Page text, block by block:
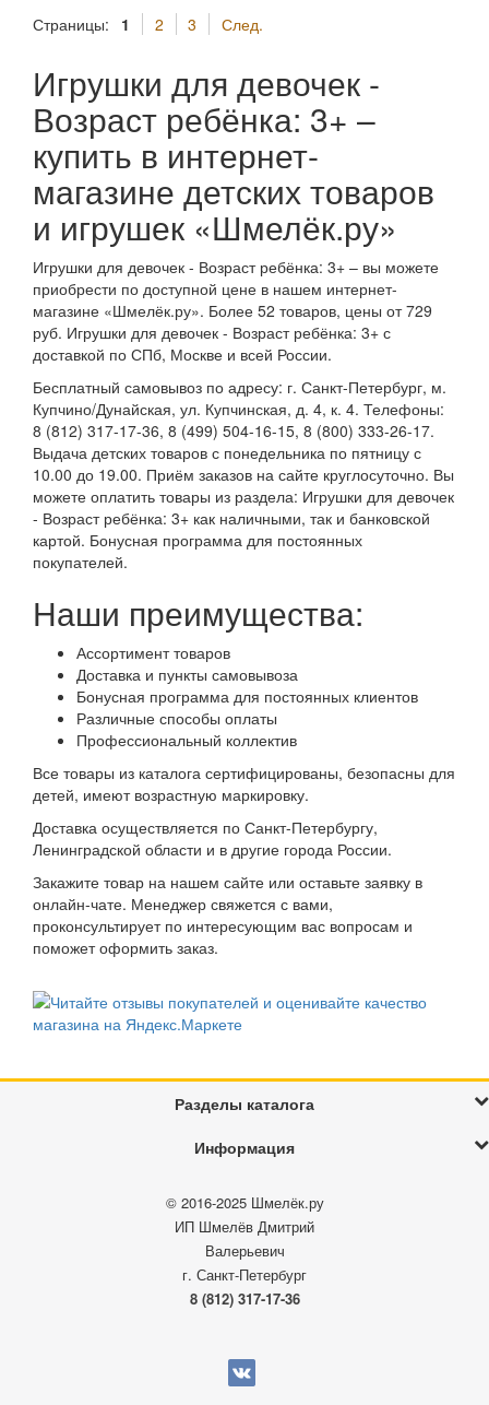
Страницы: 1 2 3 След.
Игрушки для девочек -
Возраст ребёнка: 3+ –
купить в интернет-
магазине детских товаров
и игрушек «Шмелёк.ру»
Игрушки для девочек - Возраст ребёнка: 3+ – вы можете
приобрести по доступной цене в нашем интернет-
магазине «Шмелёк.ру». Более 52 товаров, цены от 729
руб. Игрушки для девочек - Возраст ребёнка: 3+ с
доставкой по СПб, Москве и всей России.
Бесплатный самовывоз по адресу: г. Санкт-Петербург, м.
Купчино/Дунайская, ул. Купчинская, д. 4, к. 4. Телефоны:
8 (812) 317-17-36, 8 (499) 504-16-15, 8 (800) 333-26-17.
Выдача детских товаров с понедельника по пятницу с
10.00 до 19.00. Приём заказов на сайте круглосуточно. Вы
можете оплатить товары из раздела: Игрушки для девочек
- Возраст ребёнка: 3+ как наличными, так и банковской
картой. Бонусная программа для постоянных
покупателей.
Наши преимущества:
Ассортимент товаров
Доставка и пункты самовывоза
Бонусная программа для постоянных клиентов
Различные способы оплаты
Профессиональный коллектив
Все товары из каталога сертифицированы, безопасны для
детей, имеют возрастную маркировку.
Доставка осуществляется по Санкт-Петербургу,
Ленинградской области и в другие города России.
Закажите товар на нашем сайте или оставьте заявку в
онлайн-чате. Менеджер свяжется с вами,
проконсультирует по интересующим вас вопросам и
поможет оформить заказ.
Разделы каталога
Информация
© 2016-2025 Шмелёк.ру
ИП Шмелёв Дмитрий
Валерьевич
г. Санкт-Петербург
8 (812) 317-17-36